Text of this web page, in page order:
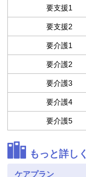
要支援1
要支援2
要介護1
要介護2
要介護3
要介護4
要介護5
もっと詳しく
ケアプラン